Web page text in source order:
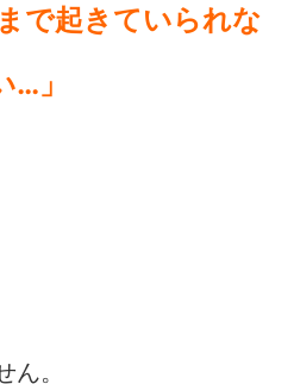
で起きていられな
…」
。